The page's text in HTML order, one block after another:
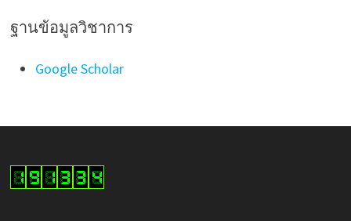
ฐานข้อมูลวิชาการ
Google Scholar